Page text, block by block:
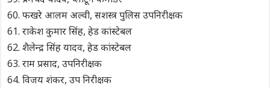
फखरे आलम अल्वी, सशस्त्र पुलिस उपनिरीक्षक
राकेश कुमार सिंह, हेड कांस्टेबल
शैलेन्द्र सिंह यादव, हेड कांस्टेबल
राम प्रसाद, उपनिरीक्षक
विजय शंकर, उप निरीक्षक